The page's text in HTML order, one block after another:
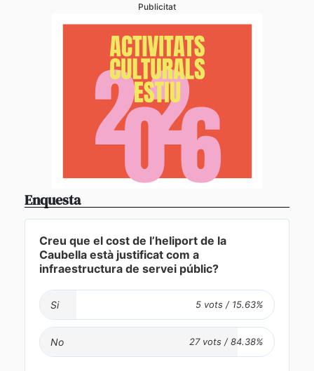
Publicitat
Enquesta
Creu que el cost de l’heliport de la
Caubella està justificat com a
infraestructura de servei públic?
Si
No